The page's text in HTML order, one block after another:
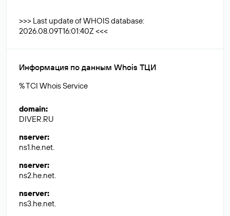
>>> Last update of WHOIS database:
2026.08.09T16:01:40Z <<<
Информация по данным Whois ТЦИ
% TCI Whois Service
domain:
DIVER.RU
nserver:
ns1.he.net.
nserver:
ns2.he.net.
nserver:
ns3.he.net.